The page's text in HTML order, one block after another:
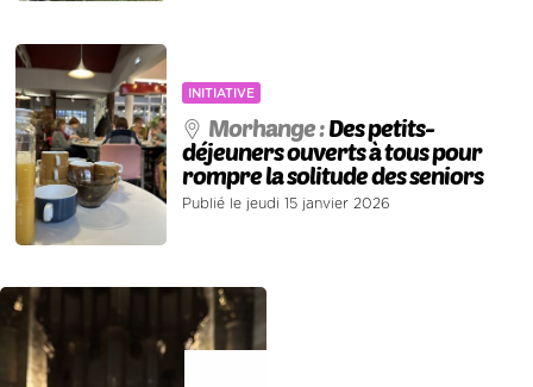
INITIATIVE
Morhange :Des petits-
déjeuners ouverts à tous pour
rompre la solitude des seniors
Publié le jeudi 15 janvier 2026